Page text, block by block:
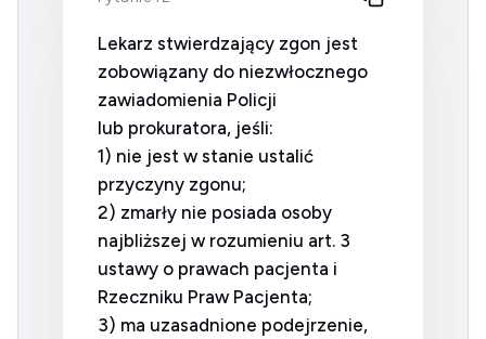
Lekarz stwierdzający zgon jest
zobowiązany do niezwłocznego
zawiadomienia Policji
lub prokuratora, jeśli:
1) nie jest w stanie ustalić
przyczyny zgonu;
2) zmarły nie posiada osoby
najbliższej w rozumieniu art. 3
ustawy o prawach pacjenta i
Rzeczniku Praw Pacjenta;
3) ma uzasadnione podejrzenie,